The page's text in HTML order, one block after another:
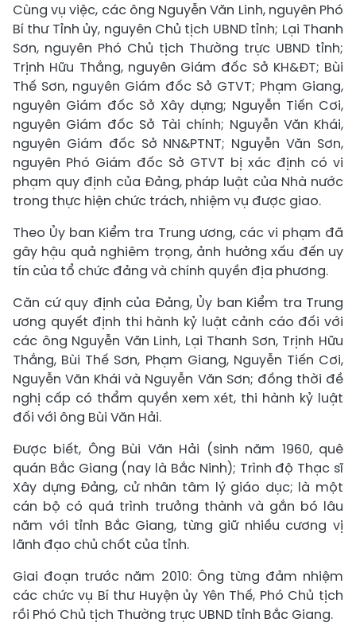
Cùng vụ việc, các ông Nguyễn Văn Linh, nguyên Phó
Bí thư Tỉnh ủy, nguyên Chủ tịch UBND tỉnh; Lại Thanh
Sơn, nguyên Phó Chủ tịch Thường trực UBND tỉnh;
Trịnh Hữu Thắng, nguyên Giám đốc Sở KH&ĐT; Bùi
Thế Sơn, nguyên Giám đốc Sở GTVT; Phạm Giang,
nguyên Giám đốc Sở Xây dựng; Nguyễn Tiến Cơi,
nguyên Giám đốc Sở Tài chính; Nguyễn Văn Khái,
nguyên Giám đốc Sở NN&PTNT; Nguyễn Văn Sơn,
nguyên Phó Giám đốc Sở GTVT bị xác định có vi
phạm quy định của Đảng, pháp luật của Nhà nước
trong thực hiện chức trách, nhiệm vụ được giao.
Theo Ủy ban Kiểm tra Trung ương, các vi phạm đã
gây hậu quả nghiêm trọng, ảnh hưởng xấu đến uy
tín của tổ chức đảng và chính quyền địa phương.
Căn cứ quy định của Đảng, Ủy ban Kiểm tra Trung
ương quyết định thi hành kỷ luật cảnh cáo đối với
các ông Nguyễn Văn Linh, Lại Thanh Sơn, Trịnh Hữu
Thắng, Bùi Thế Sơn, Phạm Giang, Nguyễn Tiến Cơi,
Nguyễn Văn Khái và Nguyễn Văn Sơn; đồng thời đề
nghị cấp có thẩm quyền xem xét, thi hành kỷ luật
đối với ông Bùi Văn Hải.
Được biết, Ông Bùi Văn Hải (sinh năm 1960, quê
quán Bắc Giang (nay là Bắc Ninh); Trình độ Thạc sĩ
Xây dựng Đảng, cử nhân tâm lý giáo dục; là một
cán bộ có quá trình trưởng thành và gắn bó lâu
năm với tỉnh Bắc Giang, từng giữ nhiều cương vị
lãnh đạo chủ chốt của tỉnh.
Giai đoạn trước năm 2010: Ông từng đảm nhiệm
các chức vụ Bí thư Huyện ủy Yên Thế, Phó Chủ tịch
rồi Phó Chủ tịch Thường trực UBND tỉnh Bắc Giang.